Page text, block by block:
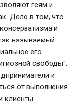
геям и
Дело в том, что
и
называемый
его
свободы".
и
от выполнения
клиенты